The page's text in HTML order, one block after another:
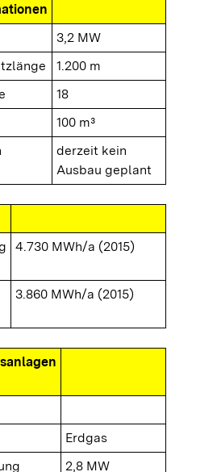
3,2 MW
1.200 m
18
100 m³
derzeit kein
Ausbau geplant
4.730 MWh/a (2015)
3.860 MWh/a (2015)
Erdgas
2,8 MW